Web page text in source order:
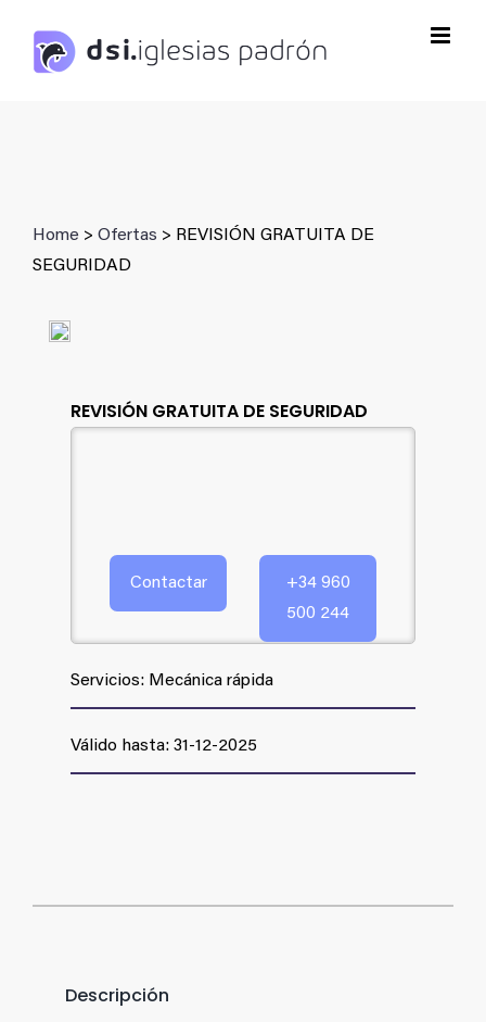
contenido
Home > Ofertas > REVISIÓN GRATUITA DE
SEGURIDAD
REVISIÓN GRATUITA DE SEGURIDAD
Contactar
+34 960
500 244
Servicios: Mecánica rápida
Válido hasta: 31-12-2025
Descripción